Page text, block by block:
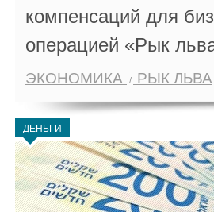
компенсаций для
операцией «Рык
ЭКОНОМИКА РЫК ЛЬВА
ДЕНЬГИ